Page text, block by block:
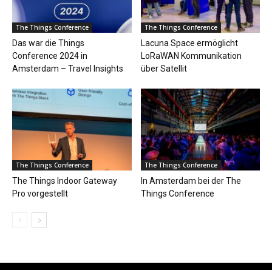
The Things Conference
Das war die Things
Conference 2024 in
Amsterdam – Travel Insights
The Things Conference
Lacuna Space ermöglicht
LoRaWAN Kommunikation
über Satellit
The Things Conference
The Things Indoor Gateway
Pro vorgestellt
The Things Conference
In Amsterdam bei der The
Things Conference